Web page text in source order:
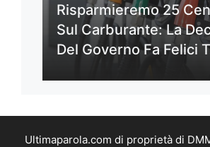
Risparmieremo 25
Sul Carburante: La
Del Governo Fa Felici
Ultimaparola.com di proprietà di